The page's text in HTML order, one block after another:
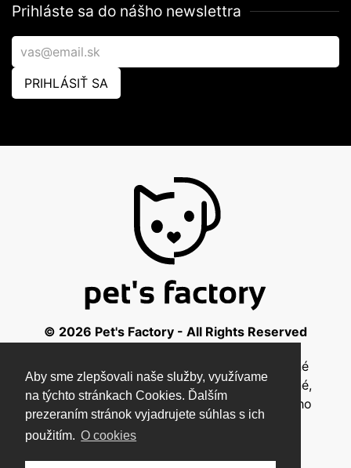
Aby sme zlepšovali naše služby, využívame
na týchto stránkach Cookies. Ďalším
prezeraním stránok vyjadrujete súhlas s ich
použitím. O cookies
Prihláste sa do nášho newslettra
PRIHLÁSIŤ SA
© 2026 Pet's Factory - All Rights Reserved
Táto stránka a všetky jej súčasti sú chránené
autorským zákonom a nesmú byť kopírované,
rozmnožované ani inak šírené bez písomného
súhlasu autora.